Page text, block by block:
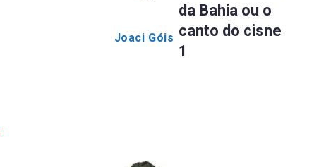
Joaci Góis
da Bahia ou o
canto do cisne
1